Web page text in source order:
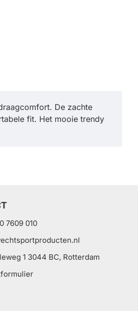
De zachte
fit. Het mooie trendy
7609 010
1 3044 BC, Rotterdam